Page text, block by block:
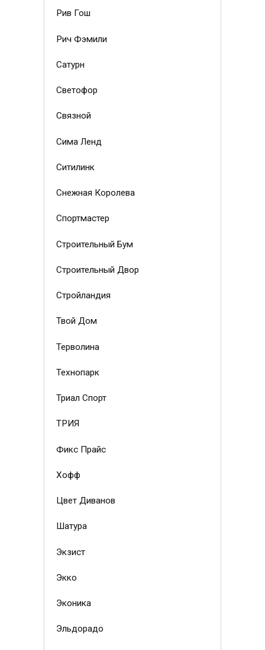
Рив Гош
Рич Фэмили
Сатурн
Светофор
Связной
Сима Ленд
Ситилинк
Снежная Королева
Спортмастер
Строительный Бум
Строительный Двор
Стройландия
Твой Дом
Терволина
Технопарк
Триал Спорт
ТРИЯ
Фикс Прайс
Хофф
Цвет Диванов
Шатура
Экзист
Экко
Эконика
Эльдорадо